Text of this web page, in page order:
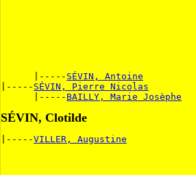
      |-----
SÉVIN, Antoine
|----- SÉVIN, Pierre Nicolas
      |-----
BAILLY, Marie Josèphe
SÉVIN, Clotilde
|-----VILLER, Augustine